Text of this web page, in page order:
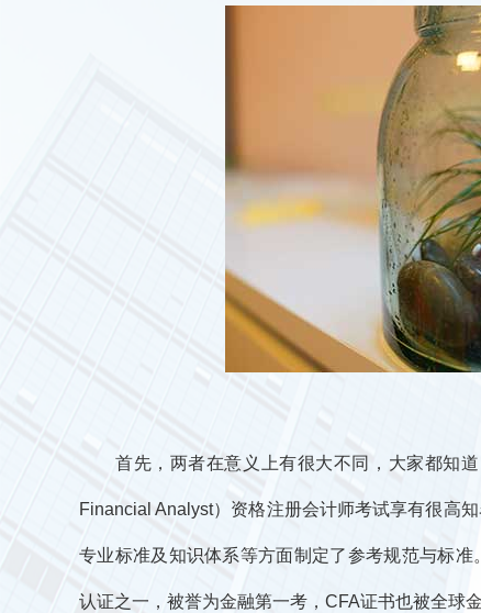
首先，两者在意义上有很大不同，大家都知道
Financial Analyst）资格注册会计师考试享有很高
专业标准及知识体系等方面制定了参考规范与标
认证之一，被誉为金融第一考，CFA证书也被全球金